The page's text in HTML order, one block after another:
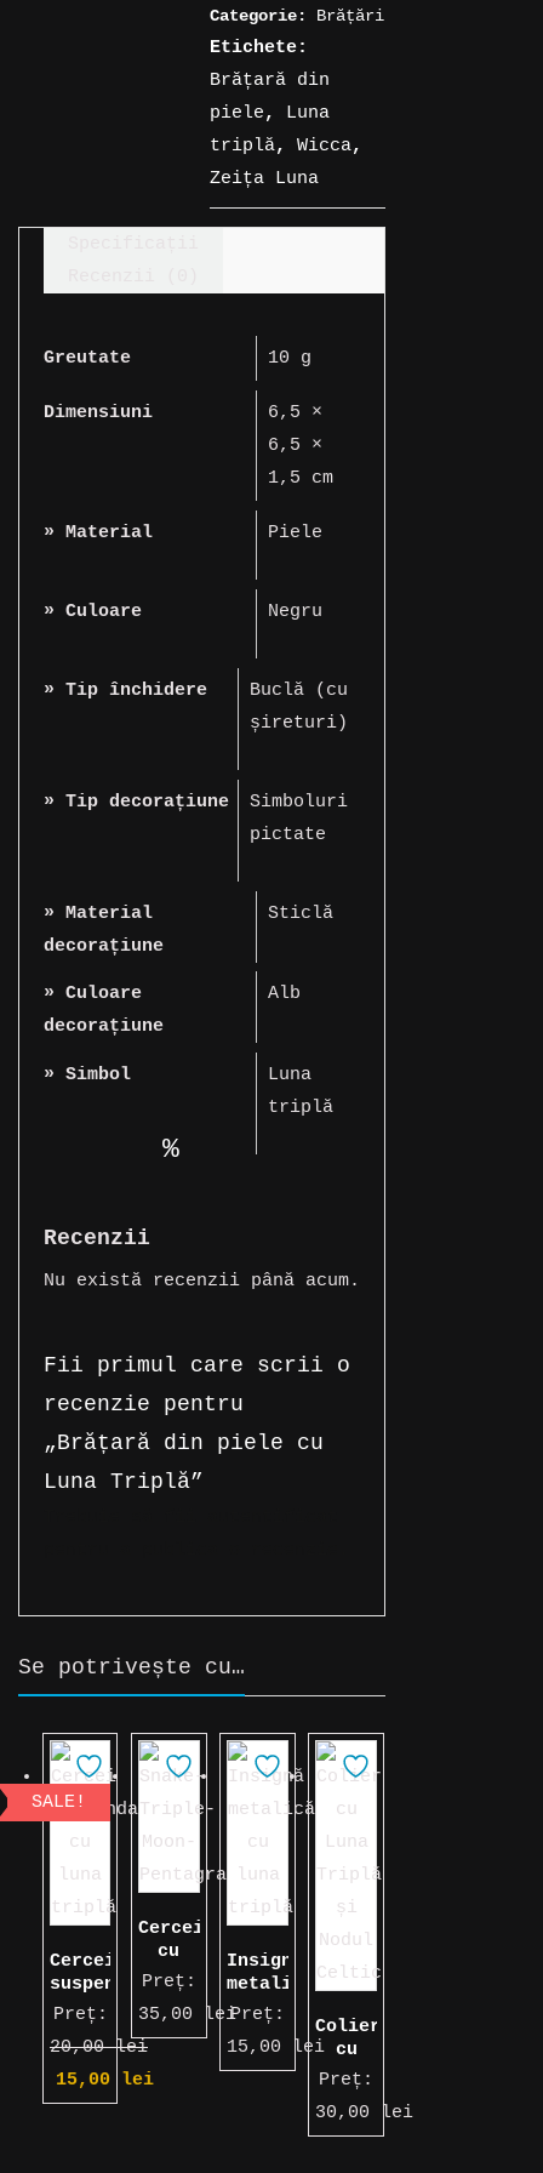
Categorie: Brățări
Etichete:
Brățară din
piele, Luna
triplă, Wicca,
Zeița Luna
Greutate 10 g
Dimensiuni
6,5 ×
6,5 ×
1,5 cm
» Material Piele
» Culoare Negru
» Tip închidere
Buclă (cu
șireturi)
» Tip decorațiune
Simboluri
pictate
» Material
decorațiune
Sticlă
» Culoare
decorațiune
Alb
» Simbol
Luna
triplă
Recenzii
Nu există recenzii până acum.
Fii primul care scrii o
recenzie pentru
„Brățară din piele cu
Luna Triplă”
Se potrivește cu…
SALE!
Cercei
suspendați
cu
luna
triplă
Preț:
20,00lei
Prețul
15,00 lei
Cercei
cu
șarpe,
pentagramă
și
Luna
Triplă
Preț:
35,00
lei
Insignă
metalică
cu
luna
triplă
Preț:
15,00
lei
Colier
cu
Luna
Triplă
și
Nodul
Preț:
30,00
lei